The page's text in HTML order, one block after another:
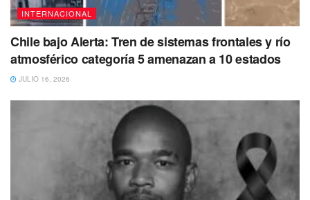
INTERNACIONAL
Chile bajo Alerta: Tren de sistemas frontales y río
atmosférico categoría 5 amenazan a 10 estados
JULIO 16, 2026